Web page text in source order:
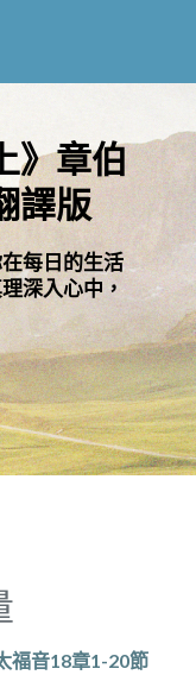
閱
語
言
關
於
竭
誠
獻
上
》章伯
譯版
每日的生活
深入心中，
福音18章1-20節